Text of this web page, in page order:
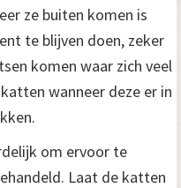
ze buiten komen is
te blijven doen, zeker
komen waar zich veel
wanneer deze er in
om ervoor te
Laat de katten